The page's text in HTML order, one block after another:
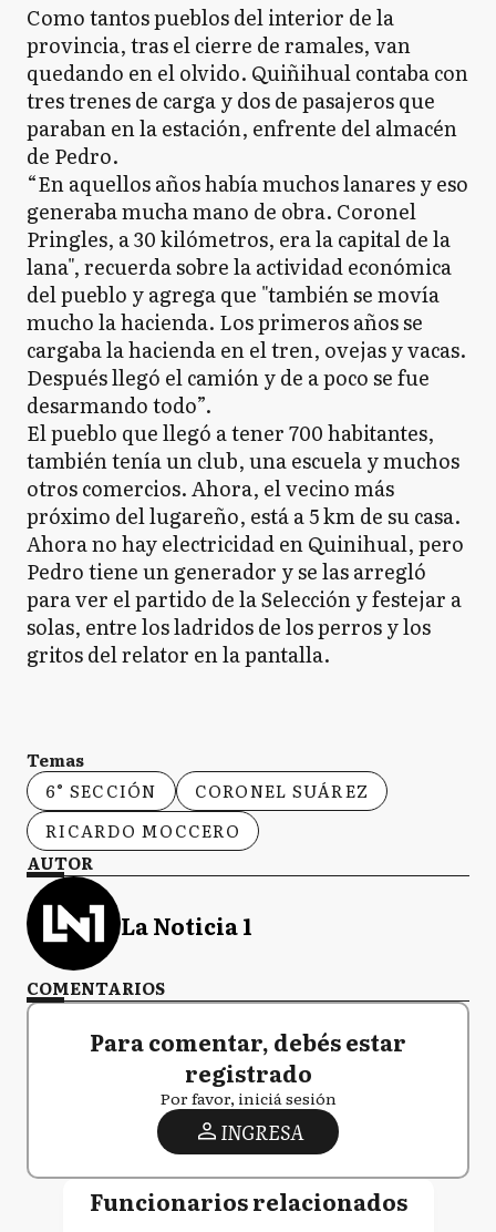
Como tantos pueblos del interior de la
provincia, tras el cierre de ramales, van
quedando en el olvido. Quiñihual contaba con
tres trenes de carga y dos de pasajeros que
paraban en la estación, enfrente del almacén
de Pedro.
“En aquellos años había muchos lanares y eso
generaba mucha mano de obra. Coronel
Pringles, a 30 kilómetros, era la capital de la
lana", recuerda sobre la actividad económica
del pueblo y agrega que "también se movía
mucho la hacienda. Los primeros años se
cargaba la hacienda en el tren, ovejas y vacas.
Después llegó el camión y de a poco se fue
desarmando todo”.
El pueblo que llegó a tener 700 habitantes,
también tenía un club, una escuela y muchos
otros comercios. Ahora, el vecino más
próximo del lugareño, está a 5 km de su casa.
Ahora no hay electricidad en Quinihual, pero
Pedro tiene un generador y se las arregló
para ver el partido de la Selección y festejar a
solas, entre los ladridos de los perros y los
gritos del relator en la pantalla.
Temas
6° SECCIÓN
CORONEL SUÁREZ
RICARDO MOCCERO
AUTOR
La Noticia 1
COMENTARIOS
Para comentar, debés estar
registrado
Por favor, iniciá sesión
INGRESA
Funcionarios relacionados